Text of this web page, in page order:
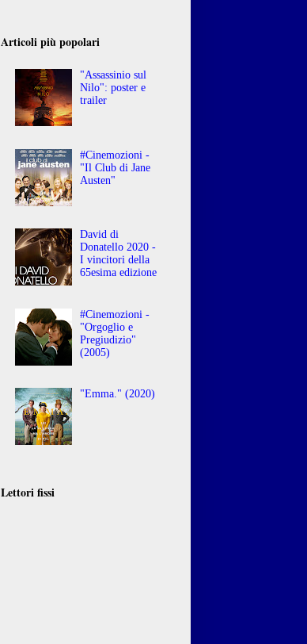
Articoli più popolari
"Assassinio sul
Nilo": poster e
trailer
#Cinemozioni -
"Il Club di Jane
Austen"
David di
Donatello 2020 -
I vincitori della
65esima edizione
#Cinemozioni -
"Orgoglio e
Pregiudizio"
(2005)
"Emma." (2020)
Lettori fissi